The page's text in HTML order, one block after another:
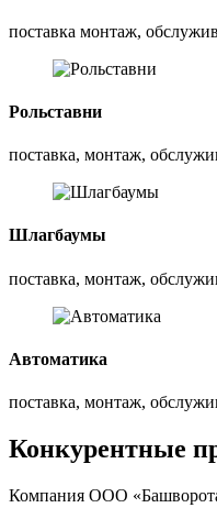
поставка монтаж,
Рольставни
поставка, монтаж,
Шлагбаумы
поставка, монтаж,
Автоматика
поставка, монтаж,
Конкурентные
Компания ООО